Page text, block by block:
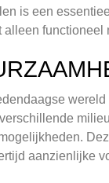
is een
alleen functioneel
aanzienlijke